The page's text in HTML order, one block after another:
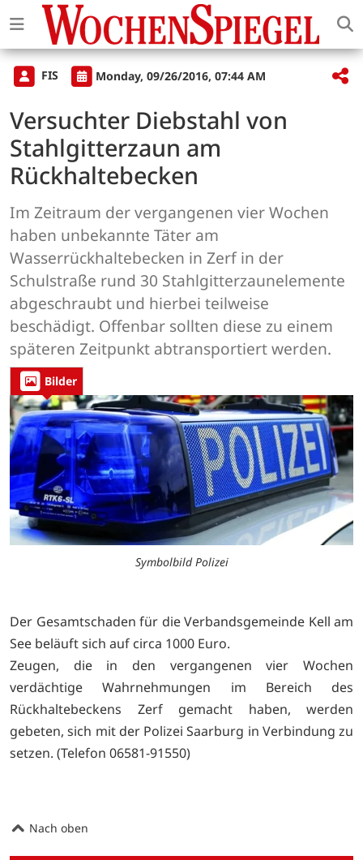
FIS Monday, 09/26/2016, 07:44 AM
Versuchter Diebstahl von
Stahlgitterzaun am
Rückhaltebecken
Im Zeitraum der vergangenen vier Wochen
haben unbekannte Täter am
Wasserrückhaltebecken in Zerf in der
Schulstraße rund 30 Stahlgitterzaunelemente
abgeschraubt und hierbei teilweise
beschädigt. Offenbar sollten diese zu einem
späteren Zeitpunkt abtransportiert werden.
Bilder
Symbolbild Polizei
Der Gesamtschaden für die Verbandsgemeinde Kell am
See beläuft sich auf circa 1000 Euro.
Zeugen, die in den vergangenen vier Wochen
verdächtige Wahrnehmungen im Bereich des
Rückhaltebeckens Zerf gemacht haben, werden
gebeten, sich mit der Polizei Saarburg in Verbindung zu
setzen. (Telefon 06581-91550)
Nach oben